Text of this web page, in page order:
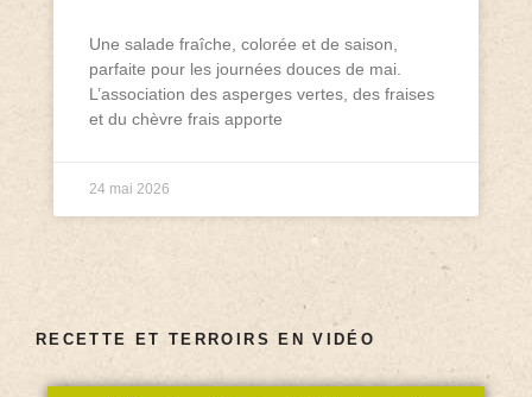
Une salade fraîche, colorée et de saison,
parfaite pour les journées douces de mai.
L’association des asperges vertes, des fraises
et du chèvre frais apporte
24 mai 2026
RECETTE ET TERROIRS EN VIDÉO